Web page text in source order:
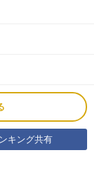
キング共有